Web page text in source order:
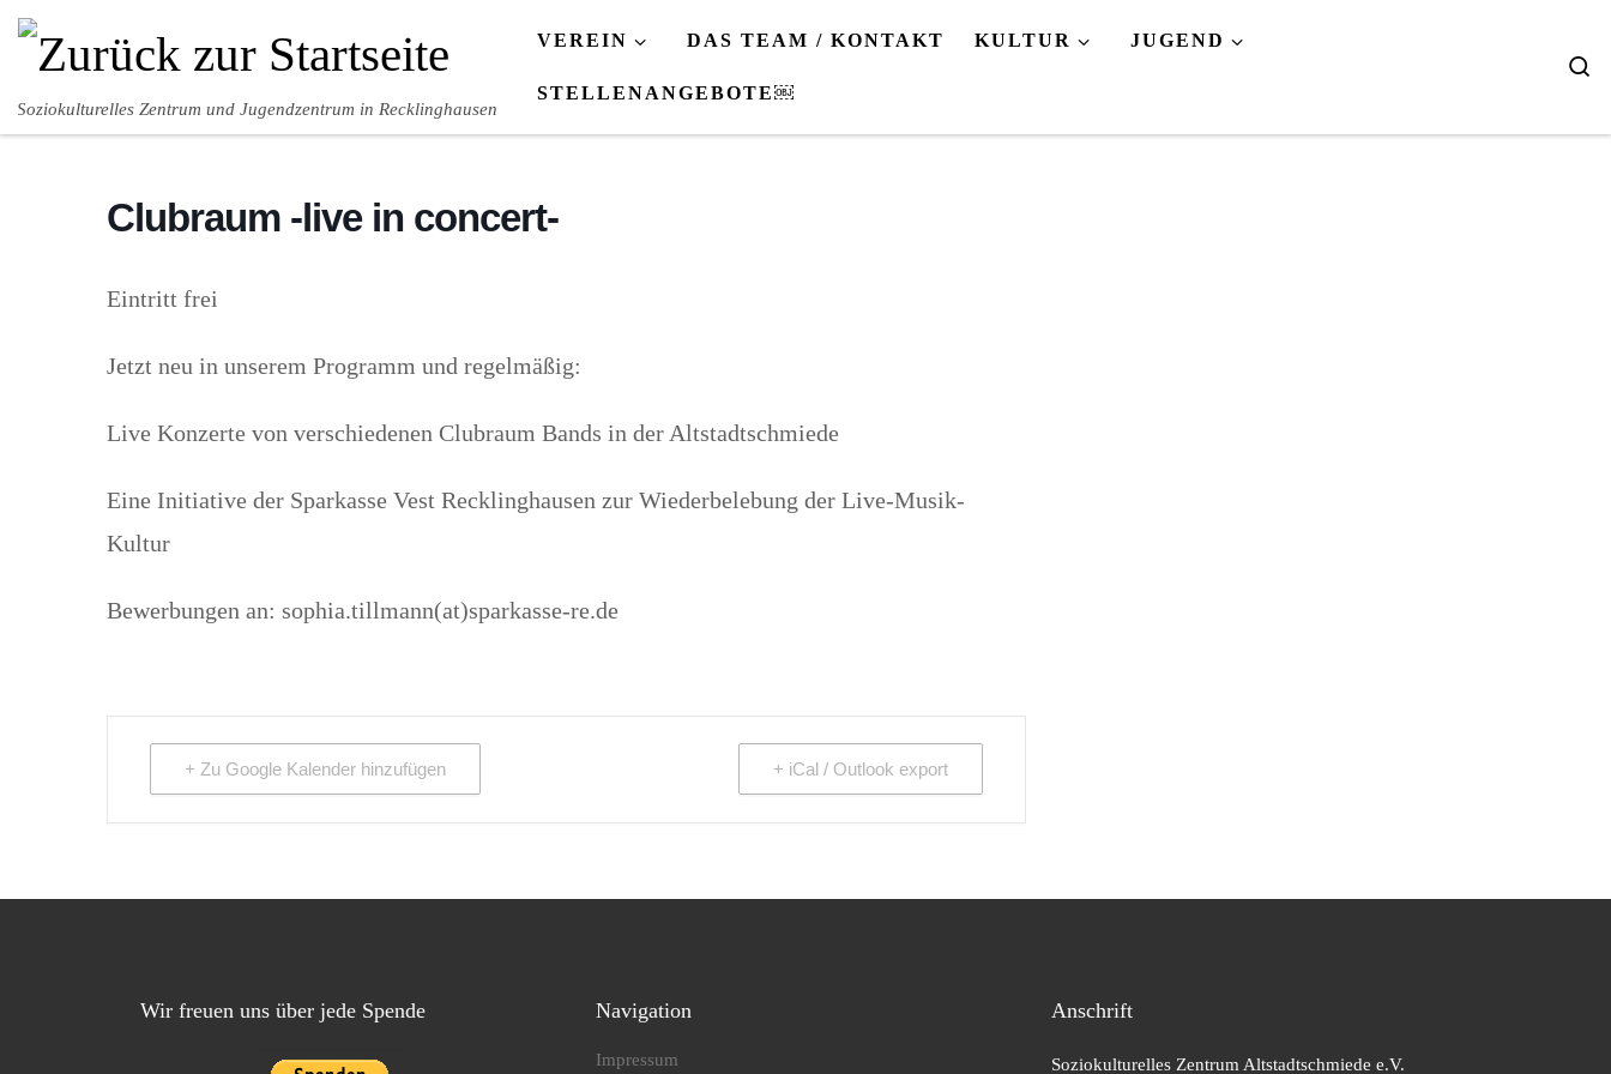
Zum Inhalt springen
Soziokulturelles Zentrum und Jugendzentrum in Recklinghausen
VEREIN DAS TEAM / KONTAKT KULTUR JUGEND
STELLENANGEBOTE￼
Clubraum -live in concert-
Eintritt frei
Jetzt neu in unserem Programm und regelmäßig:
Live Konzerte von verschiedenen Clubraum Bands in der Altstadtschmiede
Eine Initiative der Sparkasse Vest Recklinghausen zur Wiederbelebung der Live-Musik-
Kultur
Bewerbungen an: sophia.tillmann(at)sparkasse-re.de
+ Zu Google Kalender hinzufügen + iCal / Outlook export
Wir freuen uns über jede Spende Navigation
Impressum
Anschrift
Soziokulturelles Zentrum Altstadtschmiede e.V.